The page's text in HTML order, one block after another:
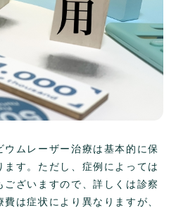
ムレーザー治療は基本的に保
ます。ただし、症例によっては
ざいますので、詳しくは診察
は症状により異なりますが、